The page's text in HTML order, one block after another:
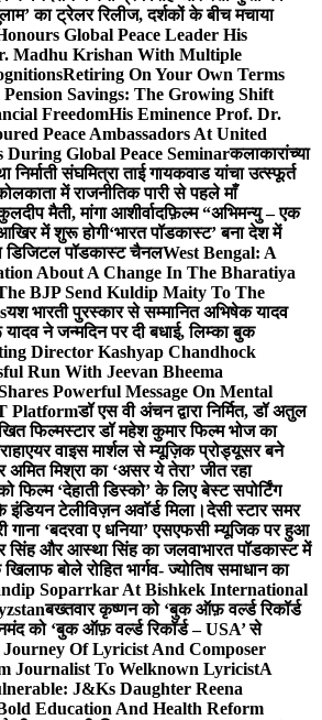
का ट्रेलर रिलीज, दर्शकों के बीच मचाया
Global Peace Leader His
Madhu Krishan With Multiple
Retiring On Your Own Terms
Savings: The Growing Shift
FreedomHis Eminence Prof. Dr.
Peace Ambassadors At United
During Global Peace Seminarकलाकारांच्या
निर्माती संघमित्रा ताई गायकवाड यांचा उत्स्फूर्त
में राजनीतिक पारी से पहले माँ
मैती, मांगा आशीर्वादफ़िल्म “अभिमन्यु – एक
में शुरू होगी‘भारत पॉडकास्ट’ बना देश में
डिजिटल पॉडकास्ट चैनलWest Bengal: A
About A Change In The Bharatiya
BJP Send Kuldip Maity To The
यश भारती पुरस्कार से सम्मानित अभिषेक यादव
ने जन्मदिन पर दी बधाई, लिम्का बुक
Director Kashyap Chandhock
Run With Jeevan Bheema
Powerful Message On Mental
Platformडॉ एस वी अंचन द्वारा निर्मित, डॉ अतुल
फिल्मस्टार डॉ महेश कुमार फिल्म भोज का
एयर वाइस मार्शल से म्यूज़िक प्रोड्यूसर बने
मिश्रा का ‘असर ये तेरा’ जीत रहा
फिल्म ‘देहाती डिस्को’ के लिए बेस्ट सपोर्टिंग
इंडियन टेलीविज़न अवॉर्ड मिला।देसी स्टार समर
गाना ‘बदरवा ए धनिया’ एसएफसी म्यूजिक पर हुआ
सिंह और आस्था सिंह का जलवाभारत पॉडकास्ट में
बोले रोहित भार्गव- ज्योतिष समाधान का
Soparrkar At Bishkek International
बख्तवार कृष्णन को ‘बुक ऑफ़ वर्ल्ड रिकॉर्ड
को ‘बुक ऑफ़ वर्ल्ड रिकॉर्ड – USA’ से
Journey Of Lyricist And Composer
Journalist To Welknown LyricistA
J&Ks Daughter Reena
Education And Health Reform